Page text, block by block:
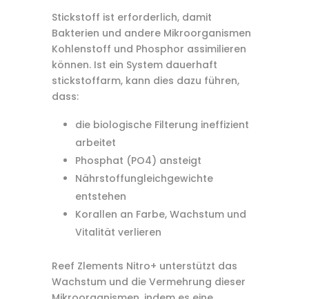
Stickstoff ist erforderlich, damit
Bakterien und andere Mikroorganismen
Kohlenstoff und Phosphor assimilieren
können. Ist ein System dauerhaft
stickstoffarm, kann dies dazu führen,
dass:
die biologische Filterung ineffizient
arbeitet
Phosphat (PO4) ansteigt
Nährstoffungleichgewichte
entstehen
Korallen an Farbe, Wachstum und
Vitalität verlieren
Reef Zlements Nitro+ unterstützt das
Wachstum und die Vermehrung dieser